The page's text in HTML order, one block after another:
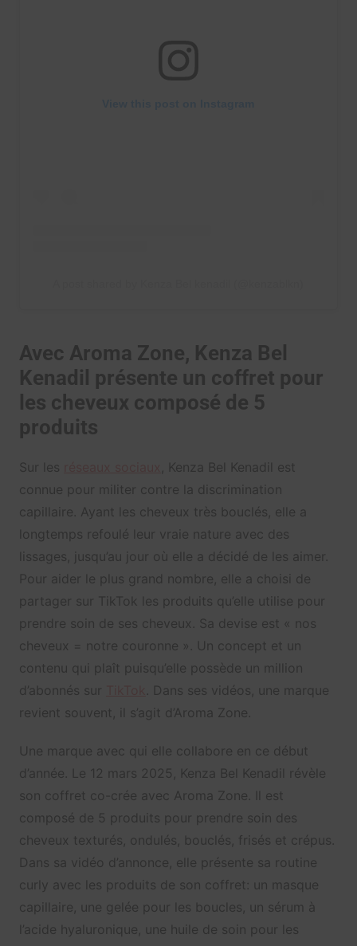
Avec Aroma Zone, Kenza Bel
Kenadil présente un coffret pour
les cheveux composé de 5
produits
Sur les
, Kenza Bel Kenadil est
connue pour militer contre la discrimination
capillaire. Ayant les cheveux très bouclés, elle a
longtemps refoulé leur vraie nature avec des
lissages, jusqu’au jour où elle a décidé de les aimer.
Pour aider le plus grand nombre, elle a choisi de
partager sur TikTok les produits qu’elle utilise pour
prendre soin de ses cheveux. Sa devise est « nos
cheveux = notre couronne ». Un concept et un
contenu qui plaît puisqu’elle possède un million
d’abonnés sur
. Dans ses vidéos, une marque
revient souvent, il s’agit d’Aroma Zone.
Une marque avec qui elle collabore en ce début
d’année. Le 12 mars 2025, Kenza Bel Kenadil révèle
son coffret co-crée avec Aroma Zone. Il est
composé de 5 produits pour prendre soin des
cheveux texturés, ondulés, bouclés, frisés et crépus.
Dans sa vidéo d’annonce, elle présente sa routine
curly avec les produits de son coffret: un masque
capillaire, une gelée pour les boucles, un sérum à
l’acide hyaluronique, une huile de soin pour les